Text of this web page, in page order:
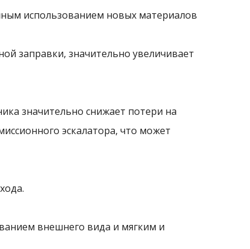
использованием новых материалов
заправки, значительно увеличивает
значительно снижает потери на
эскалатора, что может
внешнего вида и мягким и